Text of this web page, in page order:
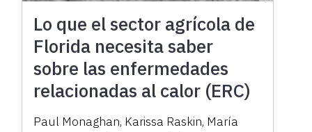
Lo que el sector agrícola de
Florida necesita saber
sobre las enfermedades
relacionadas al calor (ERC)
Paul Monaghan, Karissa Raskin, María